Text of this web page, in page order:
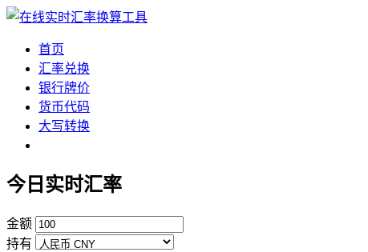
首页
汇率兑换
银行牌价
货币代码
大写转换
今日实时汇率
金额
持有